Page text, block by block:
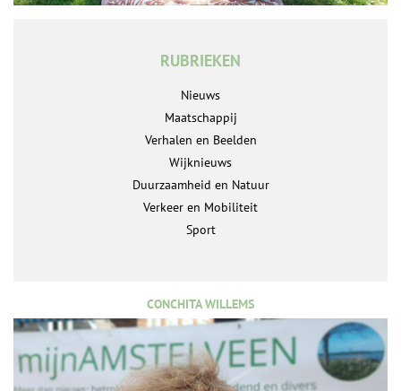
RUBRIEKEN
Nieuws
Maatschappij
Verhalen en Beelden
Wijknieuws
Duurzaamheid en Natuur
Verkeer en Mobiliteit
Sport
CONCHITA WILLEMS